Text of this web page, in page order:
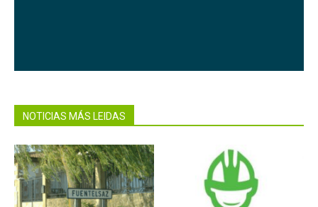
NOTICIAS MÁS LEIDAS